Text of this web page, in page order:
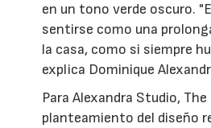
en un tono verde oscuro.
sentirse como una
la casa, como si siempre
explica Dominique
Para Alexandra Studio,
planteamiento del diseño